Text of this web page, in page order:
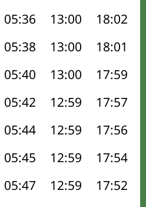
05:36 13:00 18:02
05:38 13:00 18:01
05:40 13:00 17:59
05:42 12:59 17:57
05:44 12:59 17:56
05:45 12:59 17:54
05:47 12:59 17:52